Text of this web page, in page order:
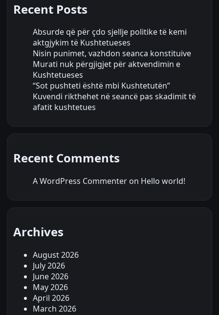
Recent Posts
Absurde që për çdo sjellje politike të kemi
aktgjykim të Kushtetueses
Nisin punimet, vazhdon seanca konstituive
Murati nuk përgjigjet për aktvendimin e
Kushtetueses
“Sot pushteti është mbi Kushtetutën”
Kuvendi rikthehet në seancë pas skadimit të
afatit kushtetues
Recent Comments
A WordPress Commenter on Hello world!
Archives
August 2026
July 2026
June 2026
May 2026
April 2026
March 2026